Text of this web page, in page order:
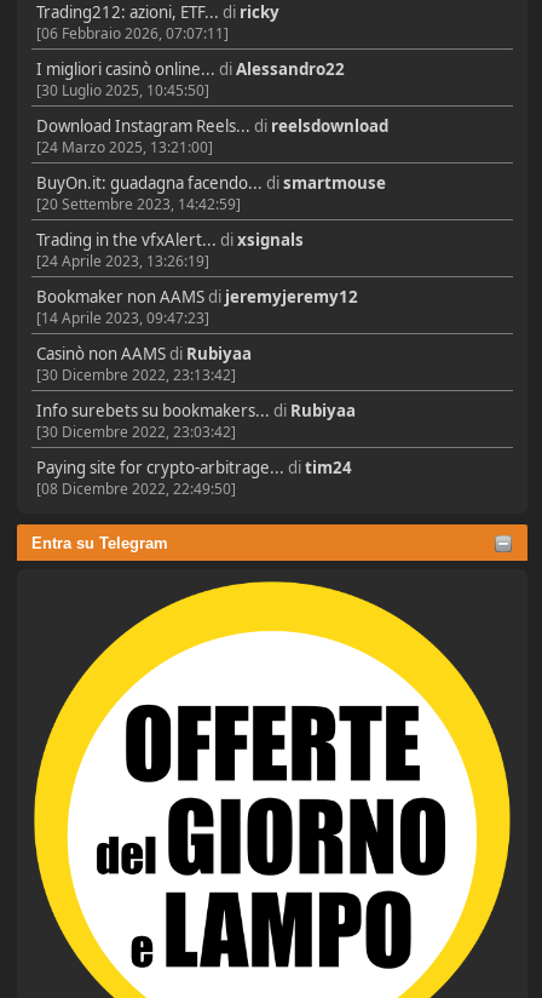
Trading212: azioni, ETF... di ricky
[06 Febbraio 2026, 07:07:11]
I migliori casinò online... diAlessandro22
[30 Luglio 2025, 10:45:50]
Download Instagram Reels... di reelsdownload
[24 Marzo 2025, 13:21:00]
BuyOn.it: guadagna facendo... dismartmouse
[20 Settembre 2023, 14:42:59]
Trading in the vfxAlert... dixsignals
[24 Aprile 2023, 13:26:19]
Bookmaker non AAMSdi jeremyjeremy12
[14 Aprile 2023, 09:47:23]
Casinò non AAMSdi Rubiyaa
[30 Dicembre 2022, 23:13:42]
Info surebets su bookmakers... di Rubiyaa
[30 Dicembre 2022, 23:03:42]
Paying site for crypto-arbitrage... ditim24
[08 Dicembre 2022, 22:49:50]
Entra su Telegram